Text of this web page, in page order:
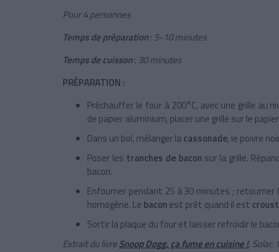
Pour 4 personnes
Temps de préparation: 5-10 minutes
Temps de cuisson: 30 minutes
PRÉPARATION :
Préchauffer le four à 200°C, avec une grille au
de papier aluminium, placer une grille sur le
Dans un bol, mélanger lacassonade, le poivre
Poser les tranches de bacon sur la grille.
bacon.
Enfourner pendant 25 à 30 minutes ;
homogène. Le bacon est prêt quand il est
Sortir la plaque du four et laisser refroidir le
Extrait du livreSnoop Dogg, ça fume en cuisine !, Solar,